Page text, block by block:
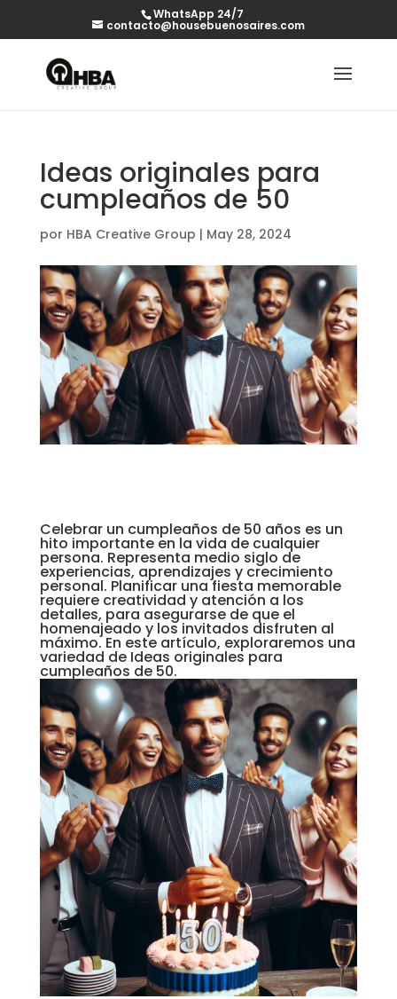
WhatsApp 24/7
contacto@housebuenosaires.com
Ideas originales para
cumpleaños de 50
por HBA Creative Group | May 28, 2024
Celebrar un cumpleaños de 50 años es un
hito importante en la vida de cualquier
persona. Representa medio siglo de
experiencias, aprendizajes y crecimiento
personal. Planificar una fiesta memorable
requiere creatividad y atención a los
detalles, para asegurarse de que el
homenajeado y los invitados disfruten al
máximo. En este artículo, exploraremos una
variedad de Ideas originales para
cumpleaños de 50.